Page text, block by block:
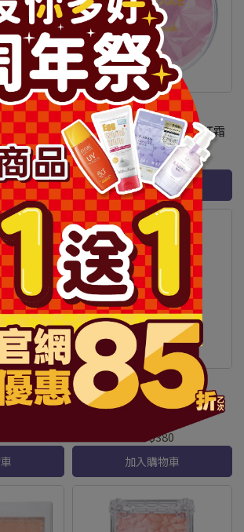
光腮紅霜
⊕Canmake水潤柔光腮紅霜
635-P05
NT$300
加入購物車
光腮紅霜
⊕Canmake保濕提亮妝前乳
NT$380
加入購物車